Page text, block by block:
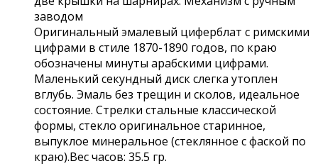
заводом
Оригинальный эмалевый циферблат с римскими
цифрами в стиле 1870-1890 годов, по краю
обозначены минуты арабскими цифрами.
Маленький секундный диск слегка утоплен
вглубь. Эмаль без трещин и сколов, идеальное
состояние. Стрелки стальные классической
формы, стекло оригинальное старинное,
выпуклое минеральное (стеклянное с фаской по
краю).Вес часов: 35.5 гр.